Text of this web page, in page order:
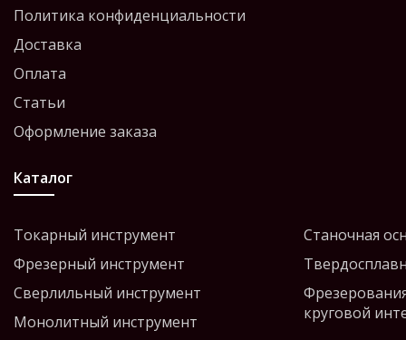
Политика конфиденциальности
Доставка
Оплата
Статьи
Оформление заказа
Каталог
Токарный инструмент
Фрезерный инструмент
Сверлильный инструмент
Монолитный инструмент
Станочная
круговой